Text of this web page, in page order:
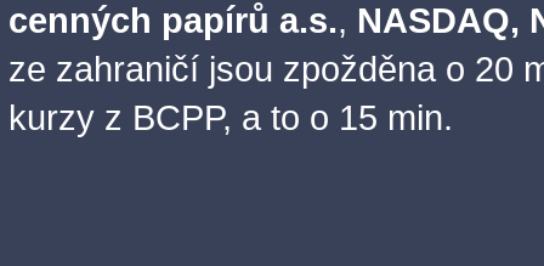
cenných papírů a.s., NASDAQ,
ze zahraničí jsou zpožděna o 20
kurzy z BCPP, a to o 15 min.